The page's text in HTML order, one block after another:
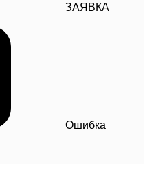
ЗАЯВКА
Ошибка